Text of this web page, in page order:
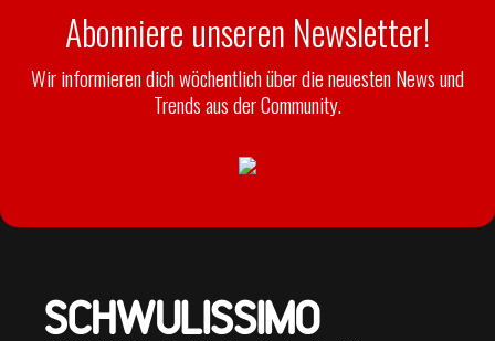
Abonniere unseren Newsletter!
Wir informieren dich wöchentlich über die neuesten News und
Trends aus der Community.